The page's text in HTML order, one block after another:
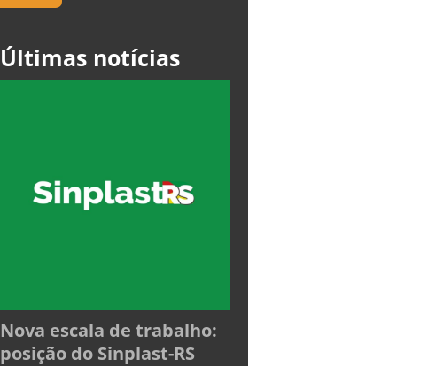
Últimas notícias
Nova escala de trabalho:
posição do Sinplast-RS